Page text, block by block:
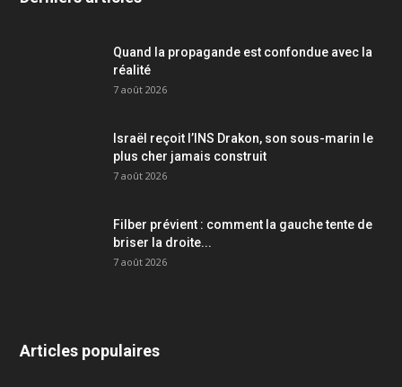
Quand la propagande est confondue avec la
réalité
7 août 2026
Israël reçoit l’INS Drakon, son sous-marin le
plus cher jamais construit
7 août 2026
Filber prévient : comment la gauche tente de
briser la droite...
7 août 2026
Articles populaires